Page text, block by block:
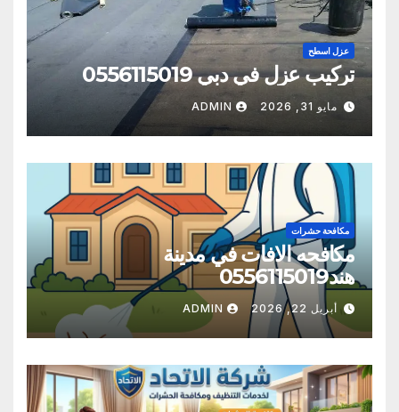
عزل اسطح
تركيب عزل في دبي 0556115019
مايو 31, 2026 ADMIN
مكافحة حشرات
مكافحه الافات في مدينة
هند0556115019
أبريل 22, 2026 ADMIN